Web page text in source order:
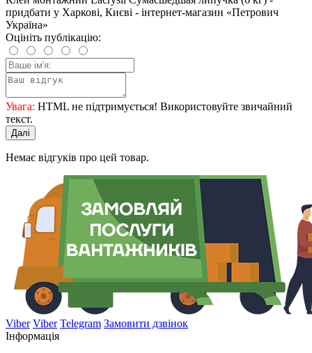
придбати у Харкові, Києві - інтернет-магазин «Петрович
Україна»
Оцініть публікацію:
Увага: HTML не підтримується! Використовуйте звичайний
текст.
Далі
Немає відгуків про цей товар.
Viber Viber Telegram Замовити дзвінок
Інформація